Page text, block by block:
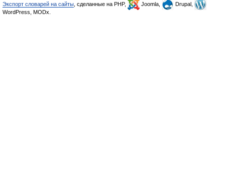
Экспорт словарей на сайты , сделанные на PHP, Joomla,
Drupal,
WordPress, MODx.